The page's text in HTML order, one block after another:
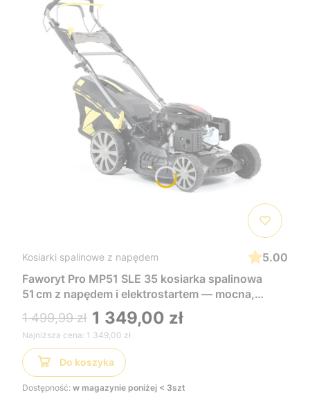
Kosiarki spalinowe z napędem
5.00
Faworyt Pro MP51 SLE 35 kosiarka spalinowa
51 cm z napędem i elektrostartem — mocna,
wygodna i łatwa w uruchomieniu, idealna do
dużych trawników
1 499,99 zł 1 349,00 zł
Najniższa cena: 1 349,00 zł
Do koszyka
Dostępność: w magazynie poniżej < 3szt